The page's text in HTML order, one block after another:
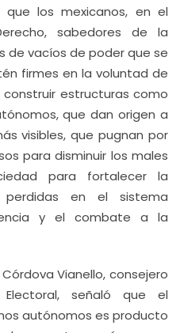
que los mexicanos, en el
sabedores de la
de vacíos de poder que se
firmes en la voluntad de
estructuras como
que dan origen a
visibles, que pugnan por
para disminuir los males
para fortalecer la
perdidas en el sistema
y el combate a la
Vianello, consejero
señaló que el
autónomos es producto